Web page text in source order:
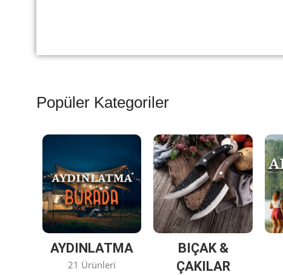
Popüler Kategoriler
AYDINLATMA
21 Ürünleri
BIÇAK &
ÇAKILAR